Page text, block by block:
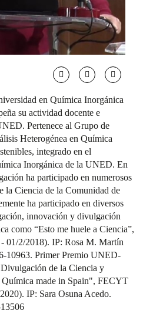
en Química Inorgánica
su actividad docente e
Pertenece al Grupo de
Heterogénea en Química
integrado en el
Inorgánica de la UNED. En
ha participado en numerosos
la Ciencia de la Comunidad de
ha participado en diversos
innovación y divulgación
como “Esto me huele a Ciencia”,
01/2/2018). IP: Rosa M. Martín
10963. Primer Premio UNED-
de la Ciencia y
made in Spain", FECYT
IP: Sara Osuna Acedo.